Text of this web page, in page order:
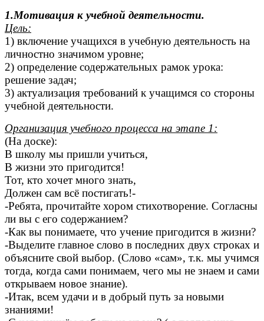
1.Мотивация к учебной деятельности.
Цель:
1) включение учащихся в учебную деятельность на
личностно значимом уровне;
2) определение содержательных рамок урока:
решение задач;
3) актуализация требований к учащимся со стороны
учебной деятельности.
Организация учебного процесса на этапе 1:
(На доске):
В школу мы пришли учиться,
В жизни это пригодится!
Тот, кто хочет много знать,
Должен сам всё постигать!-
-Ребята, прочитайте хором стихотворение. Согласны
ли вы с его содержанием?
-Как вы понимаете, что учение пригодится в жизни?
-Выделите главное слово в последних двух строках и
объясните свой выбор. (Слово «сам», т.к. мы учимся
тогда, когда сами понимаем, чего мы не знаем и сами
открываем новое знание).
-Итак, всем удачи и в добрый путь за новыми
знаниями!